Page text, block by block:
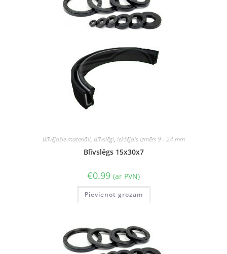
Blīvējošie materiāli, Blīvslēgi, Iekšējais izmērs 9 - 24 mm
Blīvslēgs 15x30x7
€0.99 (ar PVN)
Pievienot grozam